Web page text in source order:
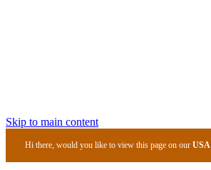
Skip to main content
Hi there, would you like to view this page on ourUSA